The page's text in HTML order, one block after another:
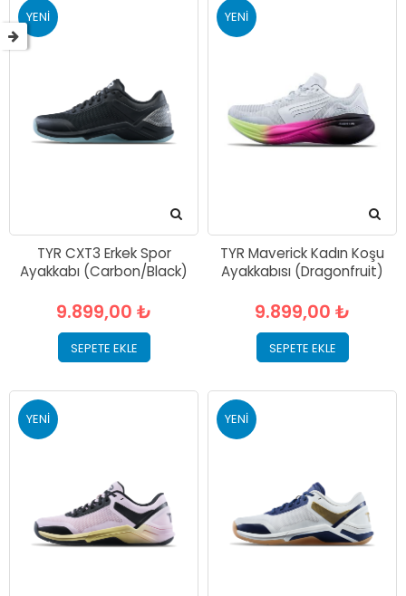
YENI
TYR CXT3 Erkek Spor
Ayakkabı (Carbon/Black)
9.899,00 ₺
SEPETE EKLE
YENI
TYR Maverick Kadın Koşu
Ayakkabısı (Dragonfruit)
9.899,00 ₺
SEPETE EKLE
YENI YENI